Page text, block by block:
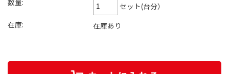
セット(台分）
在庫:
在庫あり